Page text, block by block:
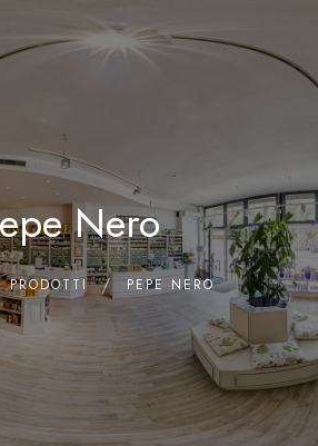
Home
Chi siamo
Il Laboratorio
Shop
Olii Essenziali
Contatti
Nero
PRODOTTI PEPE NERO